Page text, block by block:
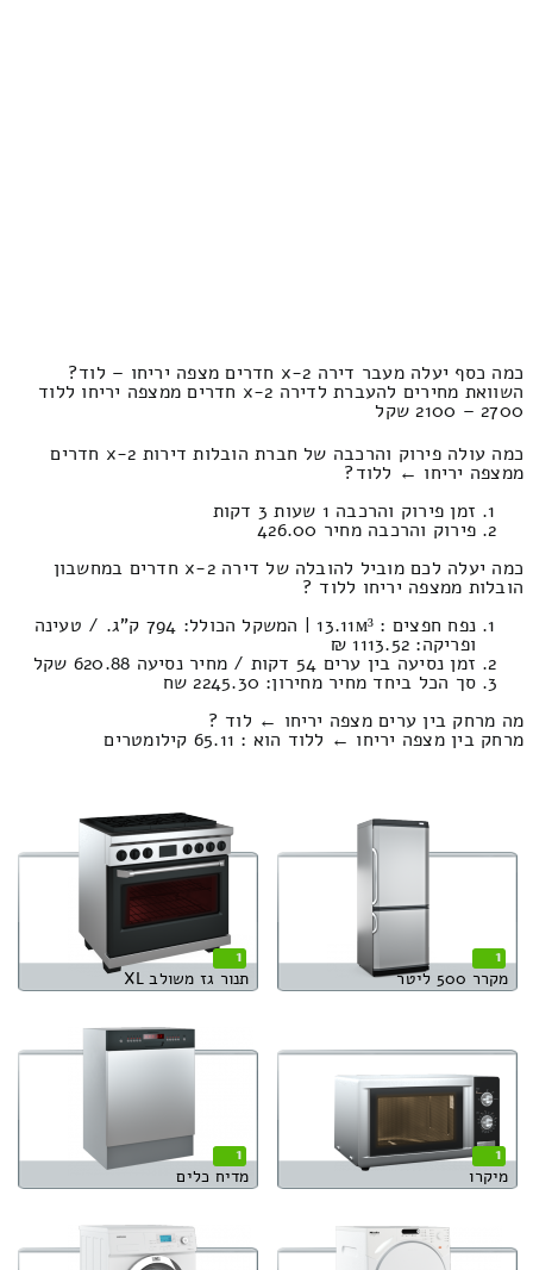
כמה כסף יעלה מעבר דירה 2-x חדרים מצפה יריחו – לוד?
השוואת מחירים להעברת לדירה 2-x חדרים ממצפה יריחו ללוד
2700 – 2100 שקל
כמה עולה פירוק והרכבה של חברת הובלות דירות 2-x חדרים
ממצפה יריחו ← ללוד?
זמן פירוק והרכבה 1 שעות 3 דקות
פירוק והרכבה מחיר 426.00
כמה יעלה לכם מוביל להובלה של דירה 2-x חדרים במחשבון
הובלות ממצפה יריחו ללוד ?
נפח חפצים : 13.11м³ | המשקל הכולל: 794 ק”ג. / טעינה
ופריקה: 1113.52 ₪
זמן נסיעה בין ערים 54 דקות / מחיר נסיעה 620.88 שקל
סך הכל ביחד מחיר מחירון: 2245.30 שח
מה מרחק בין ערים מצפה יריחו ← לוד ?
מרחק בין מצפה יריחו ← ללוד הוא : 65.11 קילומטרים
1
מקרר 500 ליטר
1
תנור גז משולב XL
1
מיקרו
1
מדיח כלים